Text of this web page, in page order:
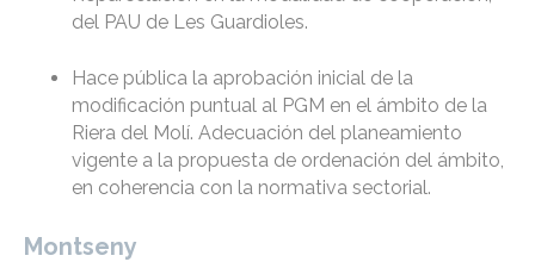
del PAU de Les Guardioles.
Hace pública la aprobación inicial de la
modificación puntual al PGM en el ámbito de la
Riera del Molí. Adecuación del planeamiento
vigente a la propuesta de ordenación del ámbito,
en coherencia con la normativa sectorial.
Montseny